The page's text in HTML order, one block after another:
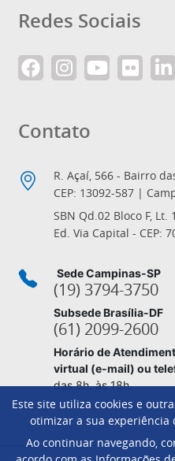
Redes Sociais
Contato
R. Açaí, 566 - Bairro
CEP: 13092-587 |
SBN Qd.02 Bloco F, Lt.
Ed. Via Capital - CEP:
Sede Campinas-SP
(19) 3794-3750
Subsede Brasília-DF
(61) 2099-2600
Horário de
virtual (e-mail) ou
das 8h. às 18h.
Footer
Este site utiliza cookies e
otimizar a sua experiência
Ao continuar navegando,